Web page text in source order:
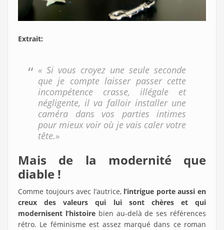
Extrait:
« Si vous croyez une seule seconde
que je compte laisser passer cette
incompétence crasse, illégale et
négligente, il va falloir installer une
caméra dans vos parties intimes
pour mieux voir où je vais caler votre
tête.»
Mais de la modernité que
diable !
Comme toujours avec l’autrice, l’intrigue porte aussi en
creux des valeurs qui lui sont chères et qui
modernisent l’histoirebien au-delà de ses références
rétro. Le féminisme est assez marqué dans ce roman